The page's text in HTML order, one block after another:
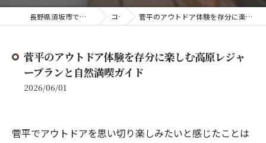
長野県須坂市でペンションならChillSheep コラム 菅平のアウトドア体験を存分に楽しむ高原レジャープランと自然満喫ガイド
菅平のアウトドア体験を存分に楽しむ高原レジャ
ープランと自然満喫ガイド
2026/06/01
菅平でアウトドアを思い切り楽しみたいと感じたことは